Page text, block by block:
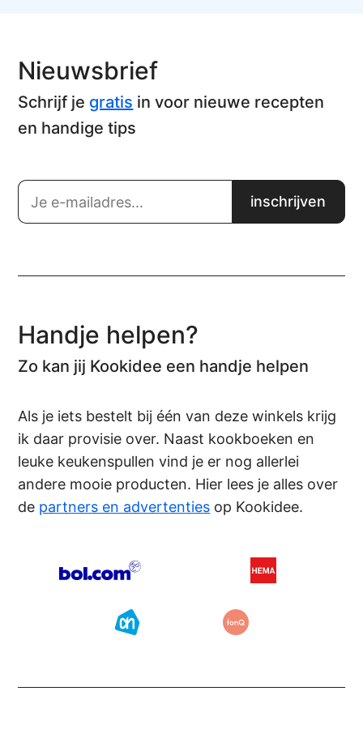
Nieuwsbrief
Schrijf je gratis in voor nieuwe recepten
en handige tips
Handje helpen?
Zo kan jij Kookidee een handje helpen
Als je iets bestelt bij één van deze winkels krijg
ik daar provisie over. Naast kookboeken en
leuke keukenspullen vind je er nog allerlei
andere mooie producten. Hier lees je alles over
de partners en advertenties op Kookidee.